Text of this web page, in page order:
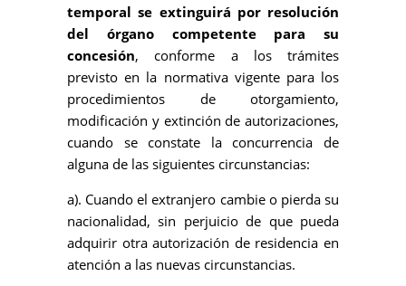
temporal se extinguirá por resolución
del órgano competente para su
concesión, conforme a los trámites
previsto en la normativa vigente para los
procedimientos de otorgamiento,
modificación y extinción de autorizaciones,
cuando se constate la concurrencia de
alguna de las siguientes circunstancias:
a). Cuando el extranjero cambie o pierda su
nacionalidad, sin perjuicio de que pueda
adquirir otra autorización de residencia en
atención a las nuevas circunstancias.